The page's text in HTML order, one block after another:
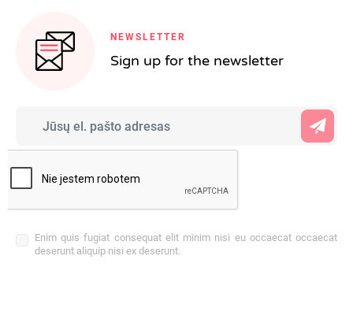
NEWSLETTER
Sign up for the newsletter
Enim quis fugiat consequat elit minim nisi eu occaecat occaecat
deserunt aliquip nisi ex deserunt.